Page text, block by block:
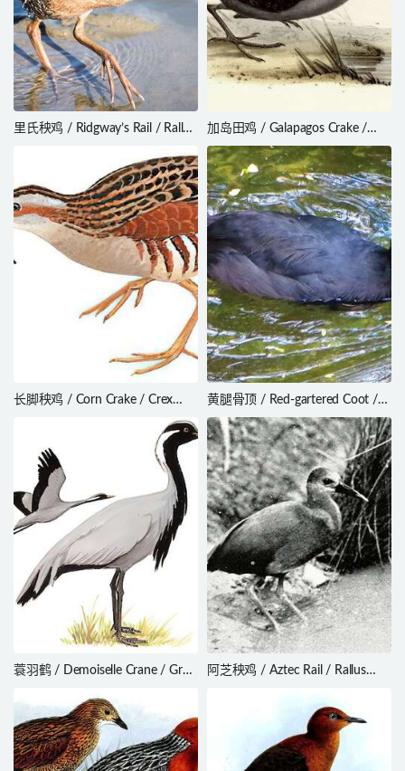
里氏秧鸡 / Ridgway’s Rail / Rallus
加岛田鸡 / Galapagos Crake /
Laterallus spilonota
长脚秧鸡 / Corn Crake / Crex
黄腿骨顶 / Red-gartered Coot /
Fulica armillata
蓑羽鹤 / Demoiselle Crane / Grus
阿芝秧鸡 / Aztec Rail / Rallus